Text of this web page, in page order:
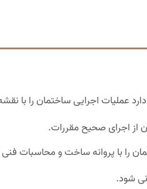
عملیات اجرایی ساختمان را
از اجرای صحیح مقررات.
را با پروانه ساخت و محاسبات فنی
شود.